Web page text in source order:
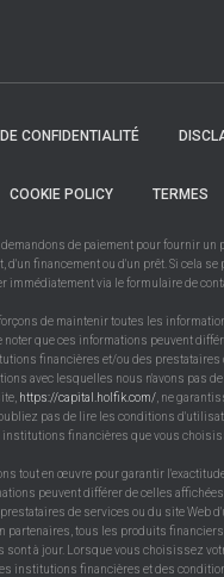
CONFIDENTIALITÉ
COOKIE POLICY TERMES
de paiement pour fournir un
d'un financement ou d'un prêt. Si cela
immédiatement via le formulaire de
de maintenir toutes les
que ces informations peuvent
financières et/ou des prestataires
avec lesquelles nous n'avons pas
https://capital.holfik.com/ , ne
pas de lire les conditions
institutions financières que vous
tout en œuvre pour garantir
peuvent différer de celles
de services ou du site Web
partenaires, tous les produits
à jour. Lorsque vous choisissez
institutions financières et des